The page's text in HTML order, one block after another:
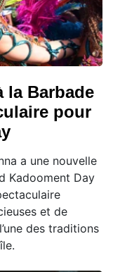
la Barbade
pour
a une nouvelle
Kadooment Day
et de
des traditions